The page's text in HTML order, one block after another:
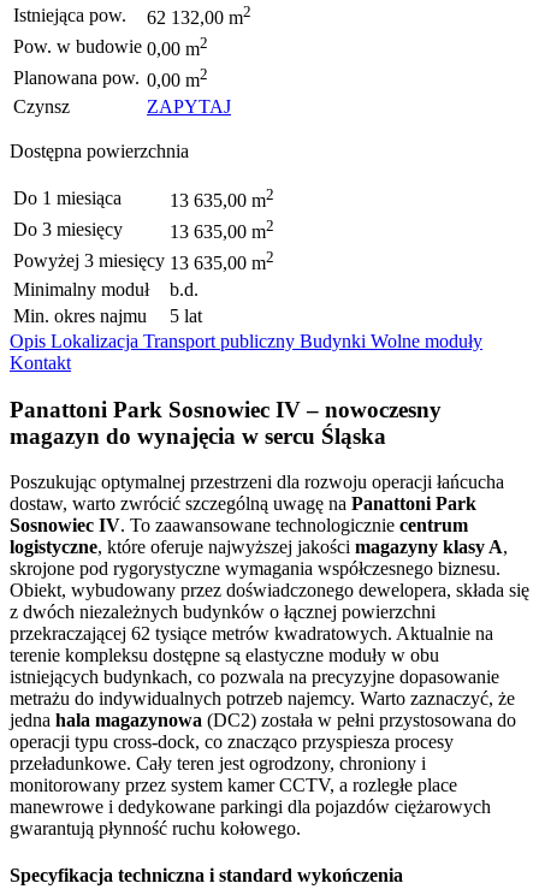
Istniejąca pow. 62 132,00 m2
Pow. w budowie 0,00 m2
Planowana pow. 0,00 m2
Czynsz ZAPYTAJ
Dostępna powierzchnia
Do 1 miesiąca 13 635,00 m2
Do 3 miesięcy 13 635,00 m2
Powyżej 3 miesięcy 13 635,00 m2
Minimalny moduł
b.d.
Min. okres najmu
5 lat
Opis Lokalizacja Transport publiczny Budynki Wolne moduły
Kontakt
Panattoni Park Sosnowiec IV – nowoczesny
magazyn do wynajęcia w sercu Śląska
Poszukując optymalnej przestrzeni dla rozwoju operacji łańcucha
dostaw, warto zwrócić szczególną uwagę na Panattoni Park
Sosnowiec IV. To zaawansowane technologicznie centrum
logistyczne, które oferuje najwyższej jakości magazyny klasy A,
skrojone pod rygorystyczne wymagania współczesnego biznesu.
Obiekt, wybudowany przez doświadczonego dewelopera, składa się
z dwóch niezależnych budynków o łącznej powierzchni
przekraczającej 62 tysiące metrów kwadratowych. Aktualnie na
terenie kompleksu dostępne są elastyczne moduły w obu
istniejących budynkach, co pozwala na precyzyjne dopasowanie
metrażu do indywidualnych potrzeb najemcy. Warto zaznaczyć, że
jedna hala magazynowa (DC2) została w pełni przystosowana do
operacji typu cross-dock, co znacząco przyspiesza procesy
przeładunkowe. Cały teren jest ogrodzony, chroniony i
monitorowany przez system kamer CCTV, a rozległe place
manewrowe i dedykowane parkingi dla pojazdów ciężarowych
gwarantują płynność ruchu kołowego.
Specyfikacja techniczna i standard wykończenia